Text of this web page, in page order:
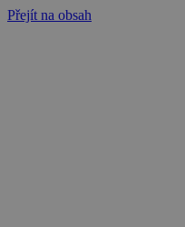
Přejít na obsah